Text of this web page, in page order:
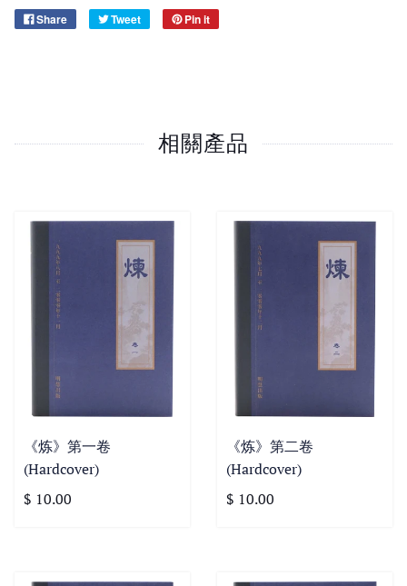
Share Tweet Pin it
相關產品
《炼》第一卷
(Hardcover)
$ 10.00
《炼》第二卷
(Hardcover)
$ 10.00